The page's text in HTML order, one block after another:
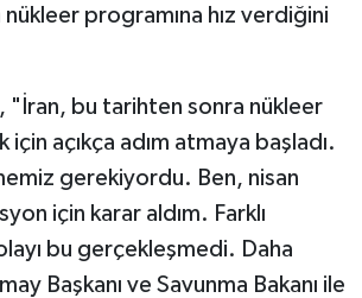
nükleer programına hız verdiğini
"İran, bu tarihten sonra nükleer
açıkça adım atmaya başladı.
gerekiyordu. Ben, nisan
için karar aldım. Farklı
bu gerçekleşmedi. Daha
Başkanı ve Savunma Bakanı ile